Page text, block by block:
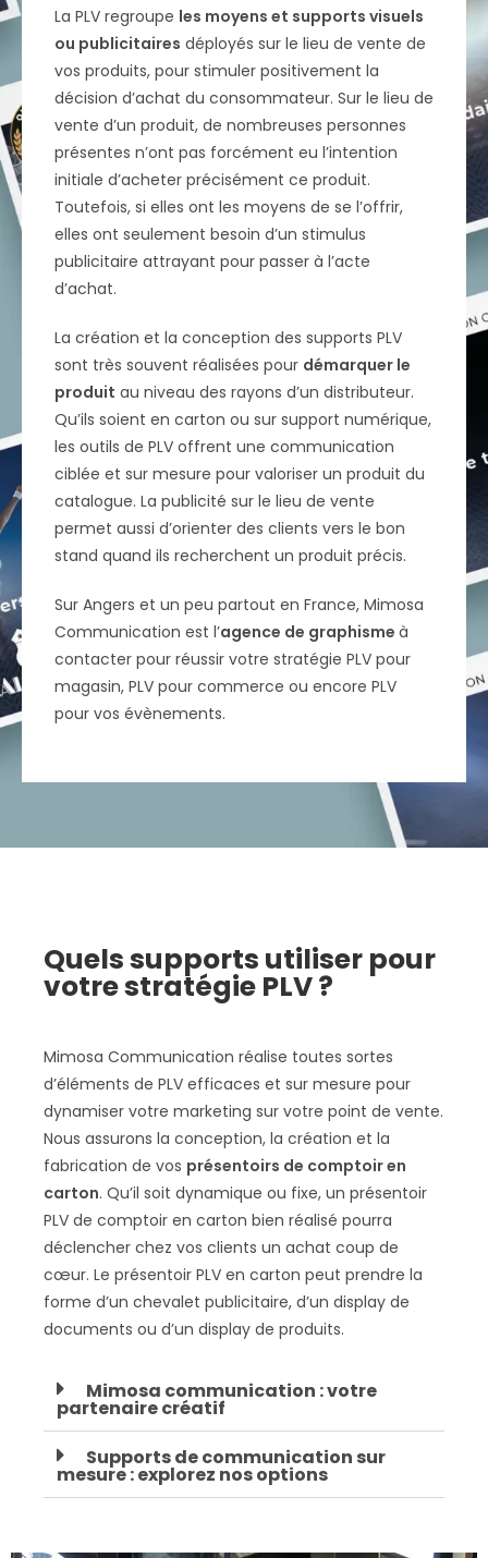
La PLV regroupe les moyens et supports visuels
ou publicitaires déployés sur le lieu de vente de
vos produits, pour stimuler positivement la
décision d’achat du consommateur. Sur le lieu de
vente d’un produit, de nombreuses personnes
présentes n’ont pas forcément eu l’intention
initiale d’acheter précisément ce produit.
Toutefois, si elles ont les moyens de se l’offrir,
elles ont seulement besoin d’un stimulus
publicitaire attrayant pour passer à l’acte
d’achat.
La création et la conception des supports PLV
sont très souvent réalisées pour démarquer le
produit au niveau des rayons d’un distributeur.
Qu’ils soient en carton ou sur support numérique,
les outils de PLV offrent une communication
ciblée et sur mesure pour valoriser un produit du
catalogue. La publicité sur le lieu de vente
permet aussi d’orienter des clients vers le bon
stand quand ils recherchent un produit précis.
Sur Angers et un peu partout en France, Mimosa
Communication est l’agence de graphisme à
contacter pour réussir votre stratégie PLV pour
magasin, PLV pour commerce ou encore PLV
pour vos évènements.
Quels supports utiliser pour
votre stratégie PLV ?
Mimosa Communication réalise toutes sortes
d’éléments de PLV efficaces et sur mesure pour
dynamiser votre marketing sur votre point de vente.
Nous assurons la conception, la création et la
fabrication de vos présentoirs de comptoir en
carton. Qu’il soit dynamique ou fixe, un présentoir
PLV de comptoir en carton bien réalisé pourra
déclencher chez vos clients un achat coup de
cœur. Le présentoir PLV en carton peut prendre la
forme d’un chevalet publicitaire, d’un display de
documents ou d’un display de produits.
Mimosa communication : votre
partenaire créatif
Supports de communication sur
mesure : explorez nos options